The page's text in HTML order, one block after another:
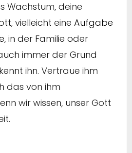
Wachstum, deine
vielleicht eine Aufgabe
, in der Familie oder
immer der Grund
ihn. Vertraue ihm
das von ihm
wir wissen, unser Gott